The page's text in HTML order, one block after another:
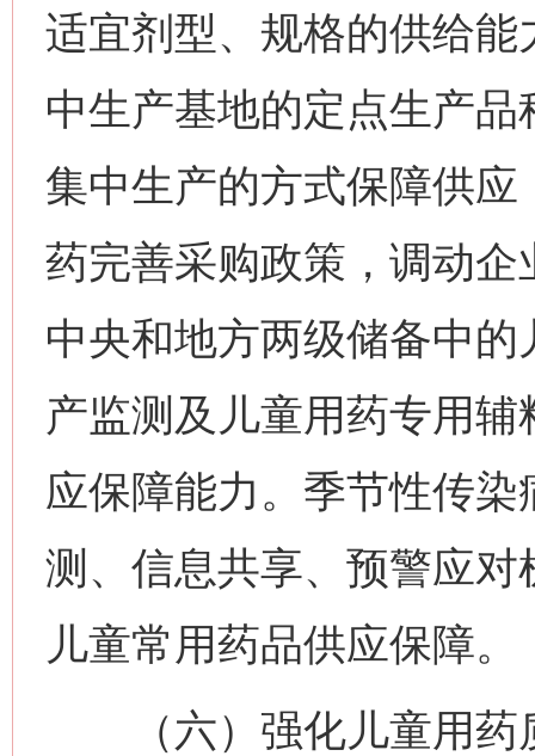
适宜剂型、规格的供给
中生产基地的定点生产
集中生产的方式保障供
药完善采购政策，调动
中央和地方两级储备中
产监测及儿童用药专用
应保障能力。季节性传
测、信息共享、预警应
儿童常用药品供应保障。
（六）强化儿童用药